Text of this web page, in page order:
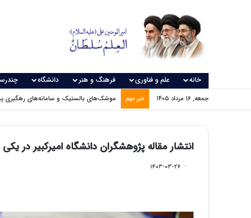
خانه علم و فناوری فرهنگ و هنر دانشگاه
جمعه, ۱۶ مرداد ۱۴۰۵ خبر مهم موشک‌های بالستیک و سامانه‌های رهگیری
انتشار مقاله پژوهشگران دانشگاه امیرکبیر در
۱۴۰۳-۰۳-۲۶